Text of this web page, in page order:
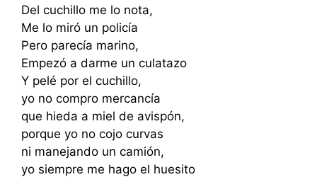
Del cuchillo me lo nota,
Me lo miró un policía
Pero parecía marino,
Empezó a darme un culatazo
Y pelé por el cuchillo,
yo no compro mercancía
que hieda a miel de avispón,
porque yo no cojo curvas
ni manejando un camión,
yo siempre me hago el huesito